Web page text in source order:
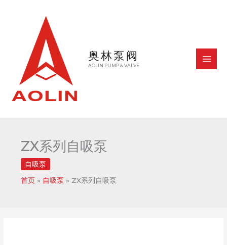
奥林泵阀
AOLIN PUMP & VALVE
ZX系列自吸泵
自吸泵
首页
自吸泵 ZX系列自吸泵